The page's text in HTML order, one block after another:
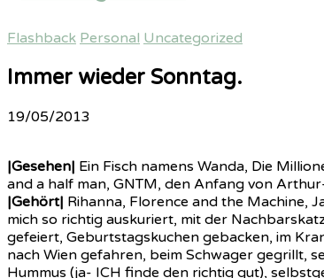
Flashback Personal Uncategorized
Immer wieder Sonntag.
19/05/2013
|Gesehen| Ein Fisch namens Wanda, Die
and a half man, GNTM, den Anfang von
|Gehört| Rihanna, Florence and the Machine,
mich so richtig auskuriert, mit der
gefeiert, Geburtstagskuchen gebacken, im
nach Wien gefahren, beim Schwager gegrillt,
Hummus (ja- ICH finde den richtig gut),